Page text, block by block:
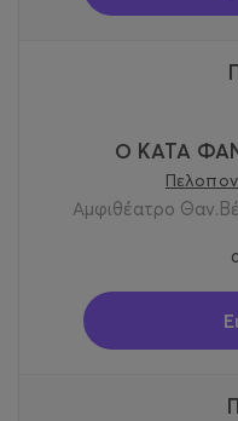
Ο ΚΑΤΑ
Αμφιθέατρο